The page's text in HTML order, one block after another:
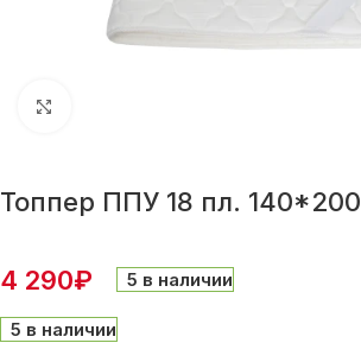
Топпер ППУ 18 пл. 140*200
4 290₽ 5 в наличии
5 в наличии